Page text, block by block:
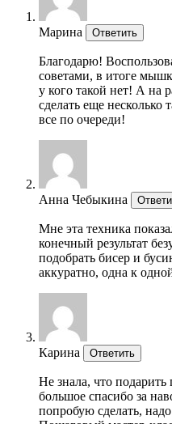
Марина Ответить
Благодарю!
советами, в итоге
у кого такой нет! А на
сделать еще
все по очереди!
Анна Чебыкина
Мне эта техника
конечный результат
подобрать бисер и
аккуратно, одна к
Карина Ответить
Не знала, что
большое спасибо за
попробую сделать,